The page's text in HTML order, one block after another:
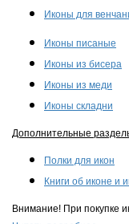
Иконы для
Иконы писаные
Иконы из бисера
Иконы из меди
Иконы складни
Дополнительные
Полки для икон
Книги об иконе и
Внимание! При покупке